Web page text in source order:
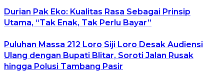
Durian Pak Eko: Kualitas Rasa Sebagai Prinsip
Utama, “Tak Enak, Tak Perlu Bayar”
Puluhan Massa 212 Loro Siji Loro Desak Audiensi
Ulang dengan Bupati Blitar, Soroti Jalan Rusak
hingga Polusi Tambang Pasir